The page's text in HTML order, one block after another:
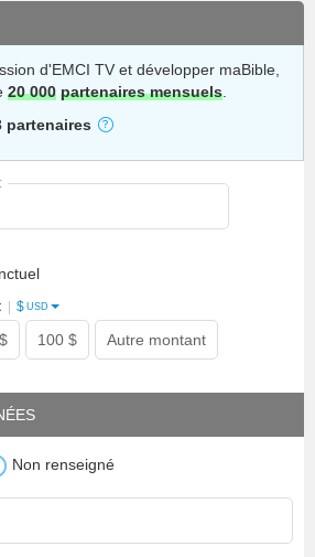
d'EMCI TV et développer maBible,
20 000 partenaires mensuels.
partenaires
100 $ Autre montant
$ USD
Non renseigné